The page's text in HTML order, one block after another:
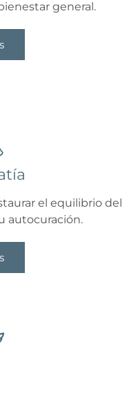
general.
el equilibrio del
autocuración.